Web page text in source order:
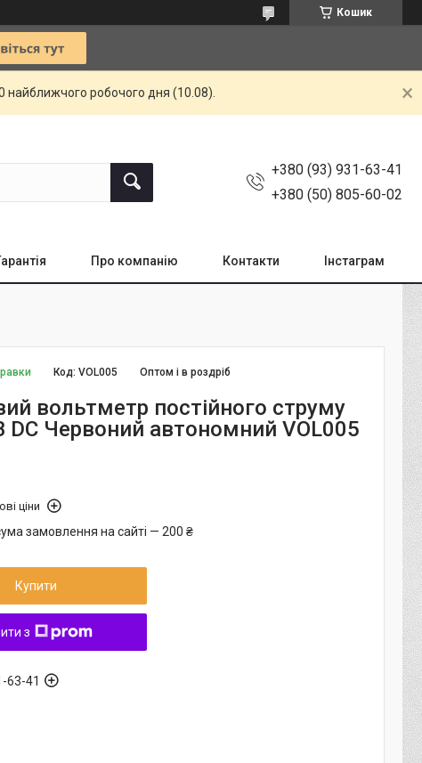
Кошик
найближчого робочого дня (10.08).
+380 (93) 931-63-41
+380 (50) 805-60-02
Про компанію Контакти Інстаграм
Оптом і в роздріб
Код:VOL005
вольтметр постійного струму
DC Червоний автономний VOL005
ціни
замовлення на сайті — 200 ₴
Купити
з
63-41